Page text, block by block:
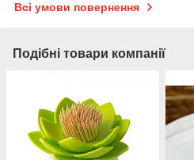
Всі умови повернення
Подібні товари компанії